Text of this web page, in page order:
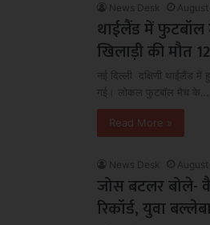
News Desk August
थाईलैंड में फुटबॉल
खिलाड़ी की मौत
नई दिल्ली दक्षिणी थाईलैंड में
गई। लोकल फुटबॉल मैच के…
Read More »
News Desk August
जोस बटलर बोले-
रिकॉर्ड, युवा